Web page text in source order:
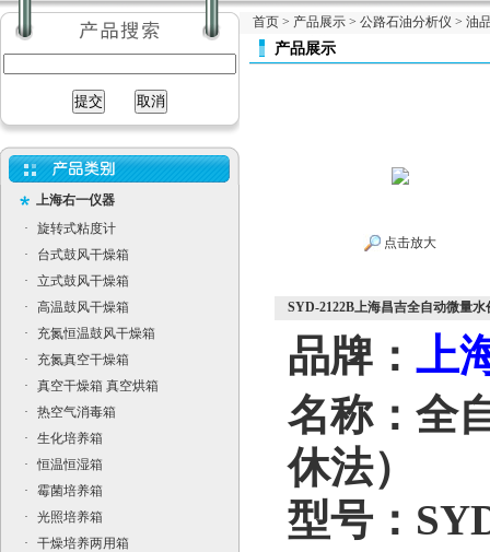
上海右一仪器
·
旋转式粘度计
·
台式鼓风干燥箱
·
立式鼓风干燥箱
·
高温鼓风干燥箱
·
充氮恒温鼓风干燥箱
·
充氮真空干燥箱
·
真空干燥箱 真空烘箱
·
热空气消毒箱
·
生化培养箱
·
恒温恒湿箱
·
霉菌培养箱
·
光照培养箱
·
干燥培养两用箱
首页 > 产品展示 > 公路石油分析仪 > 油
产品展示
点击放大
SYD-2122B上海昌吉全自动微量水
品牌： 上
名称： 全
休法）
型号：